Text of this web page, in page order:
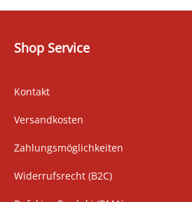
Shop Service
Kontakt
Versandkosten
Zahlungsmöglichkeiten
Widerrufsrecht (B2C)